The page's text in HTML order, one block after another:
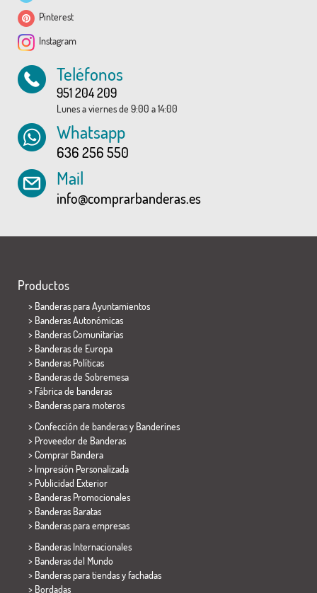
Pinterest
Instagram
Teléfonos
951 204 209
Lunes a viernes de 9:00 a 14:00
Whatsapp
636 256 550
Mail
info@comprarbanderas.es
Productos
> Banderas para Ayuntamientos
> Banderas Autonómicas
> Banderas Comunitarias
> Banderas de Europa
> Banderas Políticas
> Banderas de Sobremesa
> Fábrica de banderas
> Banderas para moteros
> Confección de banderas y Banderines
> Proveedor de Banderas
> Comprar Bandera
> Impresión Personalizada
> Publicidad Exterior
> Banderas Promocionales
> Banderas Baratas
> Banderas para empresas
> Banderas Internacionales
> Banderas del Mundo
> Banderas para tiendas y fachadas
> Bordadas